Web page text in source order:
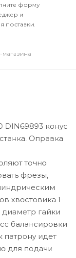
форму
и
поставки.
магазина
DIN69893 конус
Оправка
точно
фрезы,
хвостовика 1-
гайки
балансировки
патрону идет
для подачи